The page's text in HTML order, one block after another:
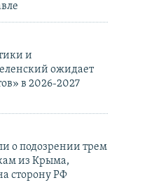
и
ожидает
в 2026-2027
о подозрении трем
из Крыма,
сторону РФ